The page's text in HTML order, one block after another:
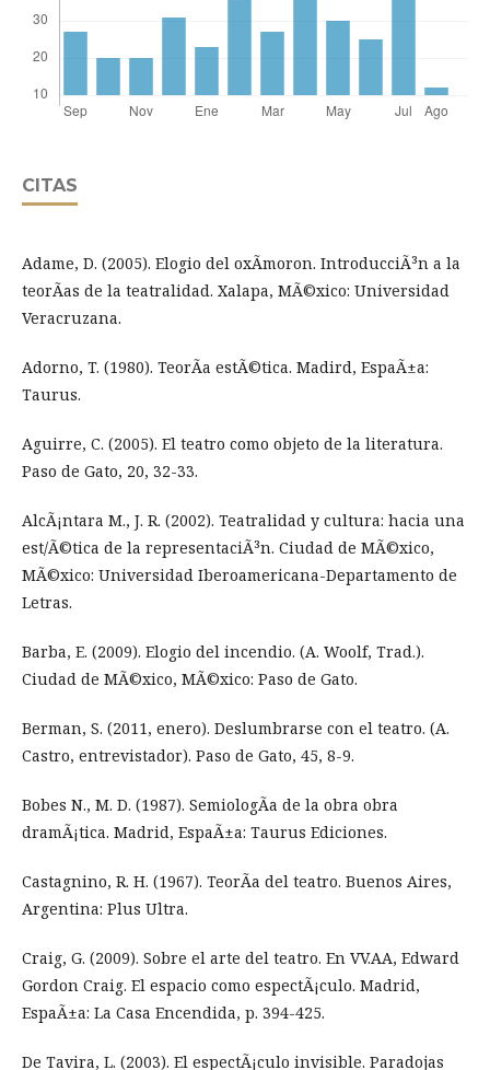
CITAS
Adame, D. (2005). Elogio del oxÃ­moron. IntroducciÃ³n a la
teorÃ­as de la teatralidad. Xalapa, MÃ©xico: Universidad
Veracruzana.
Adorno, T. (1980). TeorÃ­a estÃ©tica. Madird, EspaÃ±a:
Taurus.
Aguirre, C. (2005). El teatro como objeto de la literatura.
Paso de Gato, 20, 32-33.
AlcÃ¡ntara M., J. R. (2002). Teatralidad y cultura: hacia una
est/Ã©tica de la representaciÃ³n. Ciudad de MÃ©xico,
MÃ©xico: Universidad Iberoamericana-Departamento de
Letras.
Barba, E. (2009). Elogio del incendio. (A. Woolf, Trad.).
Ciudad de MÃ©xico, MÃ©xico: Paso de Gato.
Berman, S. (2011, enero). Deslumbrarse con el teatro. (A.
Castro, entrevistador). Paso de Gato, 45, 8-9.
Bobes N., M. D. (1987). SemiologÃ­a de la obra obra
dramÃ¡tica. Madrid, EspaÃ±a: Taurus Ediciones.
Castagnino, R. H. (1967). TeorÃ­a del teatro. Buenos Aires,
Argentina: Plus Ultra.
Craig, G. (2009). Sobre el arte del teatro. En VV.AA, Edward
Gordon Craig. El espacio como espectÃ¡culo. Madrid,
EspaÃ±a: La Casa Encendida, p. 394-425.
De Tavira, L. (2003). El espectÃ¡culo invisible. Paradojas